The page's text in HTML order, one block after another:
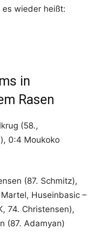
wieder heißt:
in
Rasen
(58.,
0:4 Moukoko
(87. Schmitz),
Huseinbasic –
74. Christensen),
(87. Adamyan)